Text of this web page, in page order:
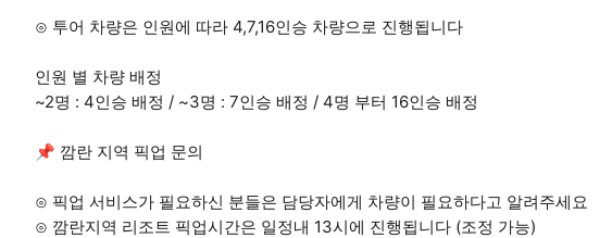
⊙ 투어 차량은 인원에 따라 4,7,16인승 차량으로 진행됩니다
인원 별 차량 배정
~2명 : 4인승 배정 / ~3명 : 7인승 배정 / 4명 부터 16인승 배정
📌 깜란 지역 픽업 문의
⊙ 픽업 서비스가 필요하신 분들은 담당자에게 차량이 필요하다고 알려주세요
⊙ 깜란지역 리조트 픽업시간은 일정내 13시에 진행됩니다 (조정 가능)